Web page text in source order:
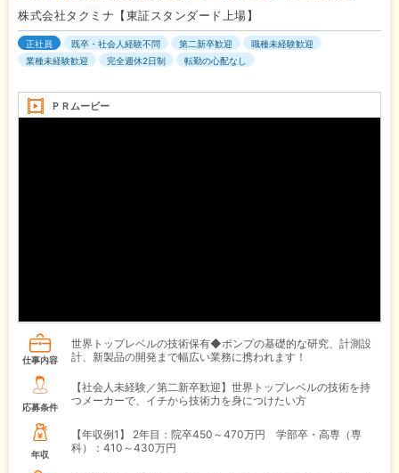
株式会社タクミナ【東証スタンダード上場】
正社員 既卒・社会人経験不問 第二新卒歓迎
職種未経験歓迎
業種未経験歓迎
完全週休2日制 転勤の心配なし
ＰＲムービー
仕事内容
世界トップレベルの技術保有◆ポンプの基礎的な研究、計測設
計、新製品の開発まで幅広い業務に携われます！
応募条件
【社会人未経験／第二新卒歓迎】世界トップレベルの技術を持
つメーカーで、イチから技術力を身につけたい方
年収
【年収例1】
2年目：院卒450～470万円 学部卒・高専（専
科）：410～430万円